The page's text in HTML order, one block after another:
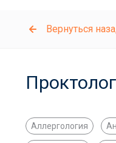
Вернуться
Аллергология